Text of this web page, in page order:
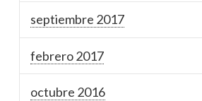
septiembre 2017
febrero 2017
octubre 2016